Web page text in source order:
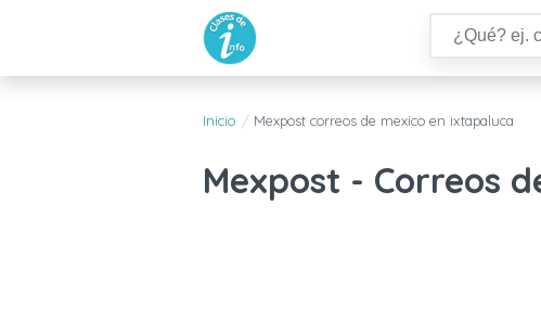
Inicio Mexpost correos de mexico en ixtapaluca
Mexpost - Correos